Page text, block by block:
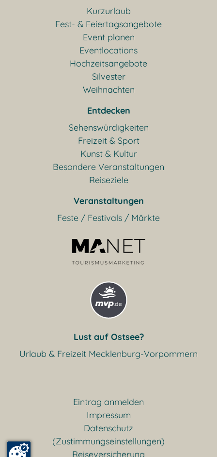
Kurzurlaub
Fest- & Feiertagsangebote
Event planen
Eventlocations
Hochzeitsangebote
Silvester
Weihnachten
Entdecken
Sehenswürdigkeiten
Freizeit & Sport
Kunst & Kultur
Besondere Veranstaltungen
Reiseziele
Veranstaltungen
Feste / Festivals / Märkte
Lust auf Ostsee?
Urlaub & Freizeit Mecklenburg-Vorpommern
Eintrag anmelden
Impressum
Datenschutz
(Zustimmungseinstellungen)
Reiseversicherung